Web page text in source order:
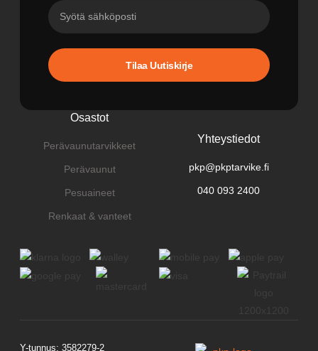
Tilaa Uutiskirje
Osastot
Perävaunutarvikkeet
Perävaunut
Pesuaineet
Renkaat & vanteet
Yhteystiedot
pkp@pkptarvike.fi
040 093 2400
Y-tunnus: 3582279-2